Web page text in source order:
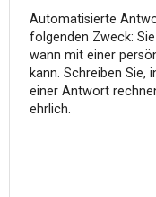
Automatisierte
folgenden Zweck:
wann mit einer
kann. Schreiben Sie,
einer Antwort
ehrlich.